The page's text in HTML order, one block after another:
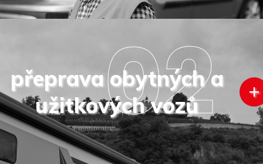
02
přeprava obytných a
užitkových vozů